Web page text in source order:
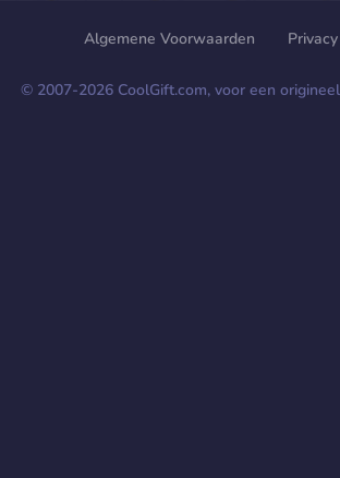
Algemene Voorwaarden
© 2007-2026 CoolGift.com, voor een